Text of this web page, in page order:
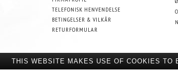
TELEFONISK HENVENDELSE
BETINGELSER & VILKÅR
RETURFORMULAR
THIS WEBSITE MAKES USE OF COOKIES TO